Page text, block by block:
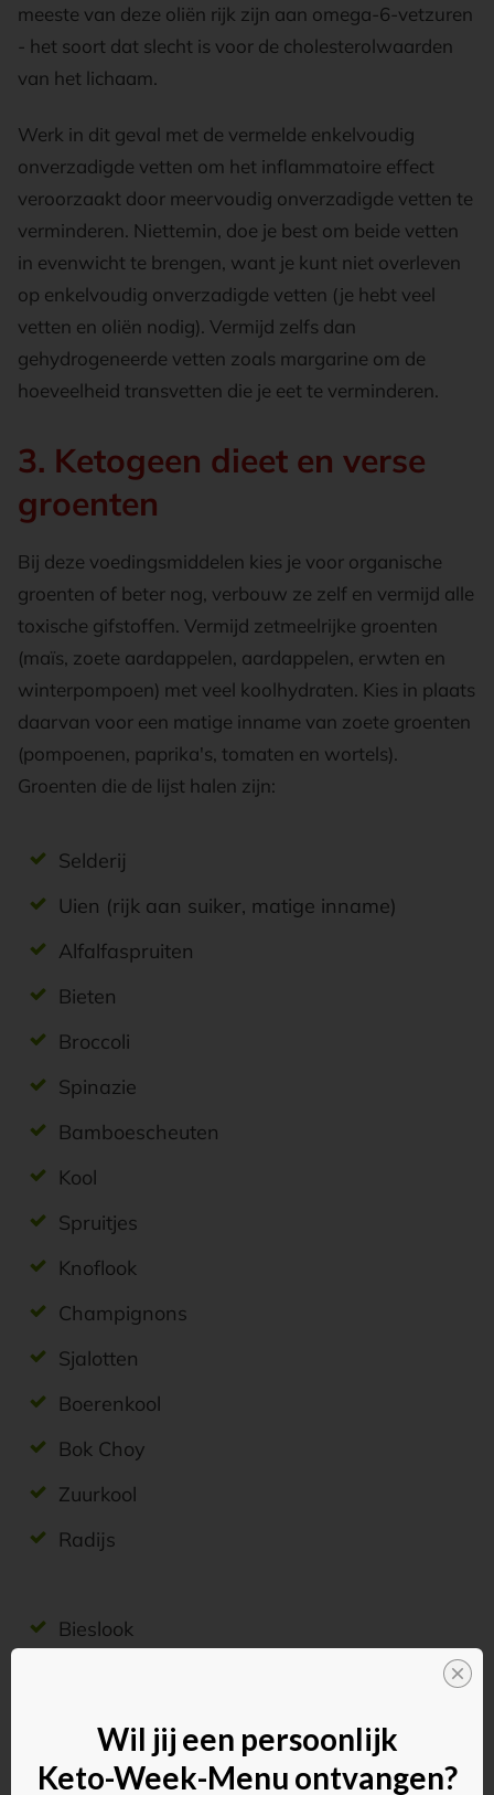
meeste van deze oliën rijk zijn aan omega-6-vetzuren
- het soort dat slecht is voor de cholesterolwaarden
van het lichaam.
Werk in dit geval met de vermelde enkelvoudig
onverzadigde vetten om het inflammatoire effect
veroorzaakt door meervoudig onverzadigde vetten te
verminderen. Niettemin, doe je best om beide vetten
in evenwicht te brengen, want je kunt niet overleven
op enkelvoudig onverzadigde vetten (je hebt veel
vetten en oliën nodig). Vermijd zelfs dan
gehydrogeneerde vetten zoals margarine om de
hoeveelheid transvetten die je eet te verminderen.
3. Ketogeen dieet en verse
groenten
Bij deze voedingsmiddelen kies je voor organische
groenten of beter nog, verbouw ze zelf en vermijd alle
toxische gifstoffen. Vermijd zetmeelrijke groenten
(maïs, zoete aardappelen, aardappelen, erwten en
winterpompoen) met veel koolhydraten. Kies in plaats
daarvan voor een matige inname van zoete groenten
(pompoenen, paprika's, tomaten en wortels).
Groenten die de lijst halen zijn:
Selderij
Uien (rijk aan suiker, matige inname)
Alfalfaspruiten
Bieten
Broccoli
Spinazie
Bamboescheuten
Kool
Spruitjes
Knoflook
Champignons
Sjalotten
Boerenkool
Bok Choy
Zuurkool
Radijs
Bieslook
Bloemkool
Wil jij een persoonlijk
Keto-Week-Menu ontvangen?